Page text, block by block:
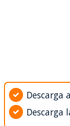
Descarga
Descarga